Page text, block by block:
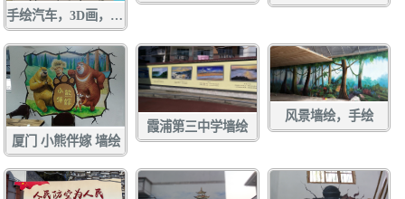
手绘汽车，3D画，墙绘，壁画，彩绘
厦门 小熊伴嫁 墙绘
霞浦第三中学墙绘
风景墙绘，手绘